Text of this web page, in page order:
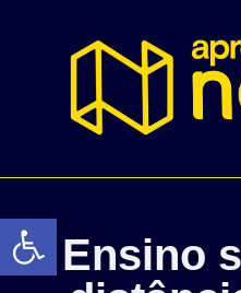
Abrir a barra
Ensino